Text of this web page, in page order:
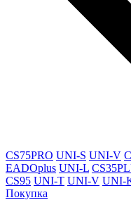
CS75PRO UNI-S UNI-V
EADOplus UNI-L
CS95 UNI-T UNI-V UNI-
Покупка